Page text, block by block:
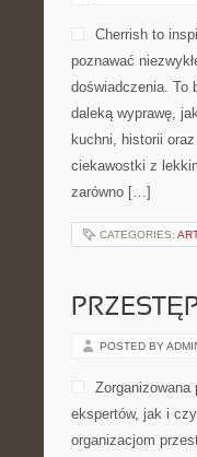
Cherrish to
poznawać
doświadczenia. To
daleką wyprawę,
kuchni, historii
ciekawostki z
zarówno […]
CATEGORIES:
POSTED BY
Zorganizowana
ekspertów, jak i
organizacjom